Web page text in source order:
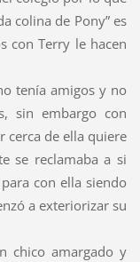
colina de Pony” es
con Terry le hacen
tenía amigos y no
sin embargo con
cerca de ella quiere
se reclamaba a si
con ella siendo
a exteriorizar su
chico amargado y